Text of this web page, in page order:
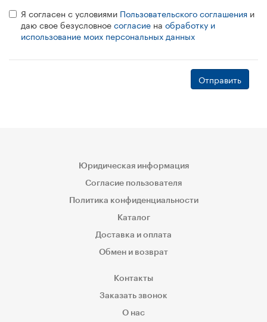
Я согласен с условиями Пользовательского соглашения и
даю свое безусловноесогласие на обработку и
использование моих персональных данных
Отправить
Юридическая информация
Согласие пользователя
Политика конфиденциальности
Каталог
Доставка и оплата
Обмен и возврат
Контакты
Заказать звонок
О нас